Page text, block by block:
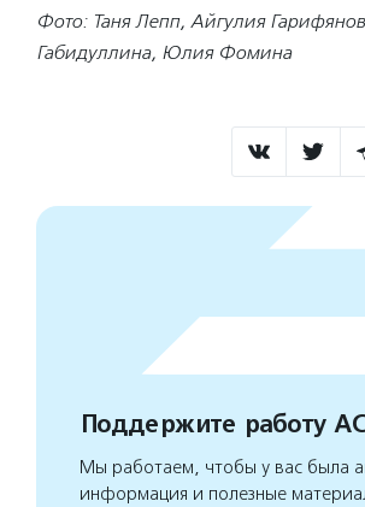
Фото: Таня Лепп, Айгулия
Габидуллина, Юлия Фомина
Поддержите работу
Мы работаем, чтобы у вас была
информация и полезные